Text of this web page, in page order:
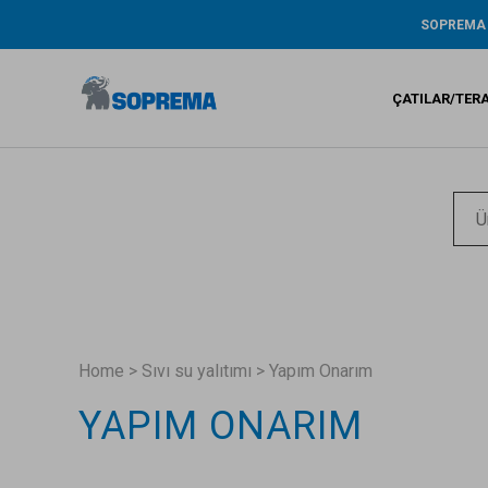
ÇEVRE /
GARANTİ
ÇATILAR/
Bitümlü
Sıvı su
Sentetik
Home > Sıvı su yalıtımı > Yapım Onarım
YAPIM ONARIM